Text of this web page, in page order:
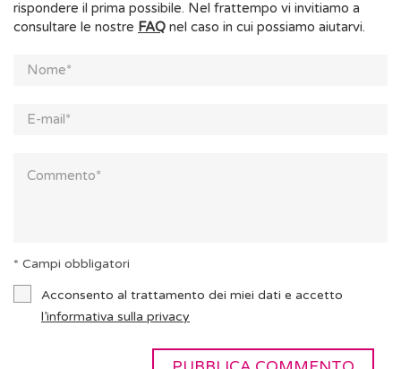
rispondere il prima possibile. Nel frattempo vi invitiamo a
consultare le nostre FAQ nel caso in cui possiamo aiutarvi.
* Campi obbligatori
Acconsento al trattamento dei miei dati e accetto
l’informativa sulla privacy